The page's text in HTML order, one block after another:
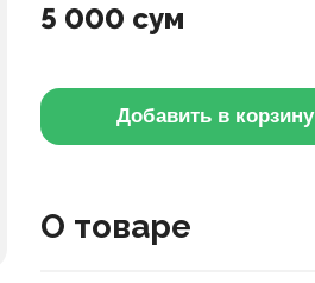
5 000 сум
Добавить в корзину
О товаре